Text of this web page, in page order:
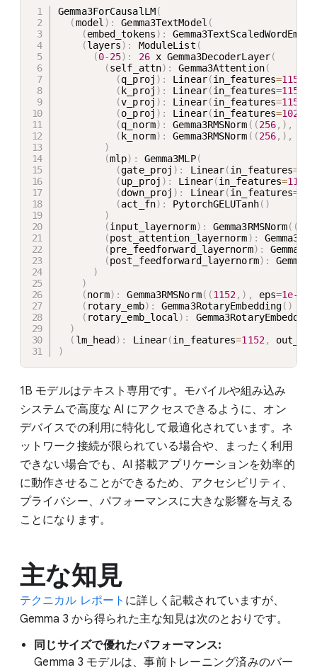
Gemma3ForCausalLM(
(model ) : Gemma3TextModel (
(embed_tokens) :
(layers) : ModuleList (
(0-25) : 26 x Gemma3DecoderLayer(
(self_attn) : Gemma3Attention(
(q_proj ) : Linear(in_features=1152
( k_proj ) : Linear(in_features=1152
(v_proj ) : Linear(in_features=1152
(o_proj ) : Linear(in_features=1024
(q_norm) : Gemma3RMSNorm ( (256, ) ,
( k_norm) : Gemma3RMSNorm ( (256, ) ,
)
(mlp) : Gemma3MLP(
(gate_proj ) : Linear(in_features=
(up_proj ) : Linear(in_features=1152
(down_proj ) : Linear(in_features=
(act_fn) : PytorchGELUTanh( )
)
(input_layernorm) : Gemma3RMSNorm( (
(post_attention_layernorm) :
(pre_feedforward_layernorm) :
(post_feedforward_layernorm) :
)
)
(norm) : Gemma3RMSNorm( (1152, ) , eps=1e-06
( rotary_emb) : Gemma3RotaryEmbedding( )
( rotary_emb_local ) : Gemma3RotaryEmbedding
)
( lm_head ) : Linear(in_features=1152,
)
1B モデルはテキスト専用です。モバイルや組み込み
システムで高度な AI にアクセスできるように、オン
デバイスでの利用に特化して最適化されています。ネ
ットワーク接続が限られている場合や、まったく利用
できない場合でも、AI 搭載アプリケーションを効率的
に動作させることができるため、アクセシビリティ、
プライバシー、パフォーマンスに大きな影響を与える
ことになります。
主な知見
テクニカル レポート に詳しく記載されていますが、
Gemma 3 から得られた主な知見は次のとおりです。
同じサイズで優れたパフォーマンス:
Gemma 3 モデルは、事前トレーニング済みのバー